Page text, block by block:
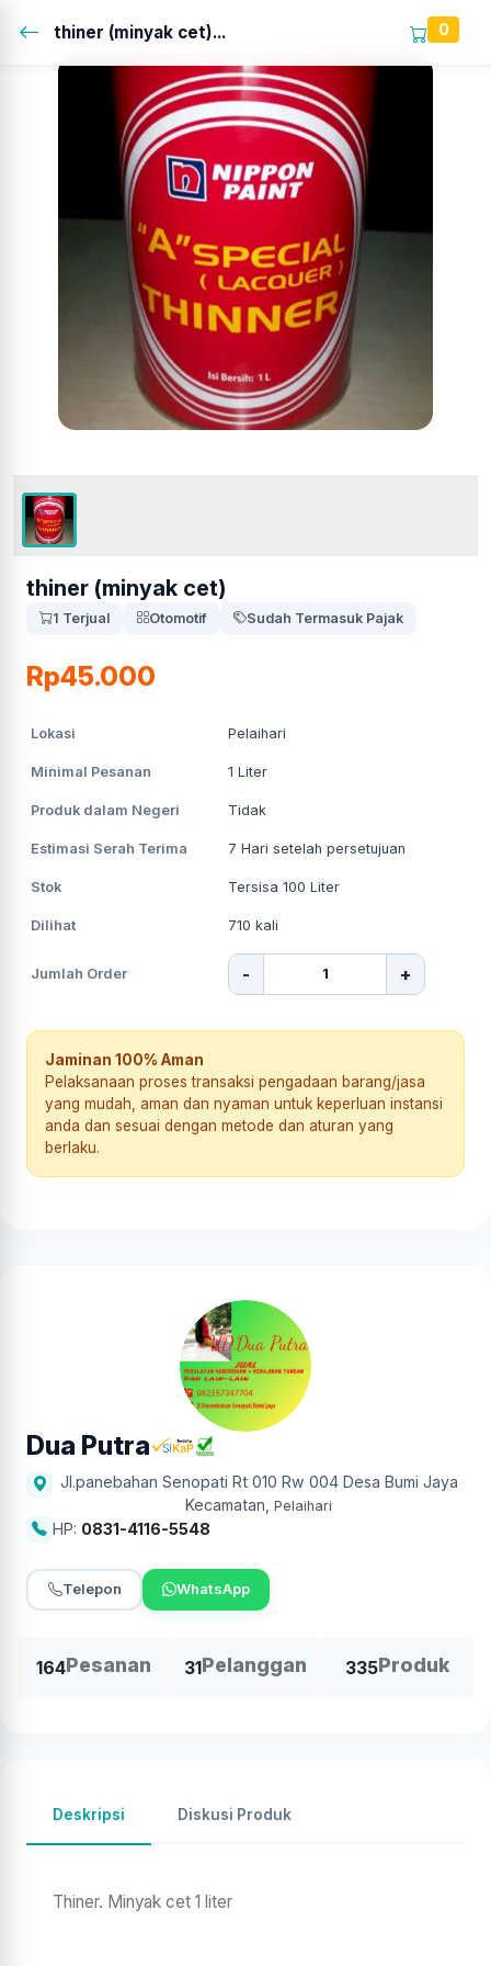
thiner (minyak cet)... 0
thiner (minyak cet)
1 Terjual Otomotif Sudah Termasuk Pajak
Rp45.000
Lokasi Pelaihari
Minimal Pesanan 1 Liter
Produk dalam Negeri Tidak
Estimasi Serah Terima 7 Hari setelah persetujuan
Stok Tersisa 100 Liter
Dilihat 710 kali
Jumlah Order - +
Jaminan 100% Aman
Pelaksanaan proses transaksi pengadaan barang/jasa
yang mudah, aman dan nyaman untuk keperluan instansi
anda dan sesuai dengan metode dan aturan yang
berlaku.
Dua Putra
Jl.panebahan Senopati Rt 010 Rw 004 Desa Bumi Jaya
Kecamatan Pelaihari
HP: 0831-4116-5548
Telepon WhatsApp
164Pesanan 31Pelanggan 335Produk
Deskripsi Diskusi Produk
Thiner. Minyak cet 1 liter